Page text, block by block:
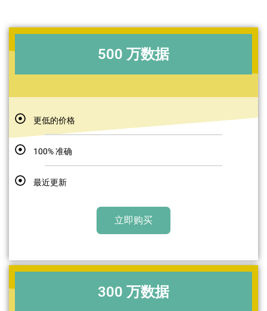
500 万数据
更低的价格
100% 准确
最近更新
立即购买
300 万数据